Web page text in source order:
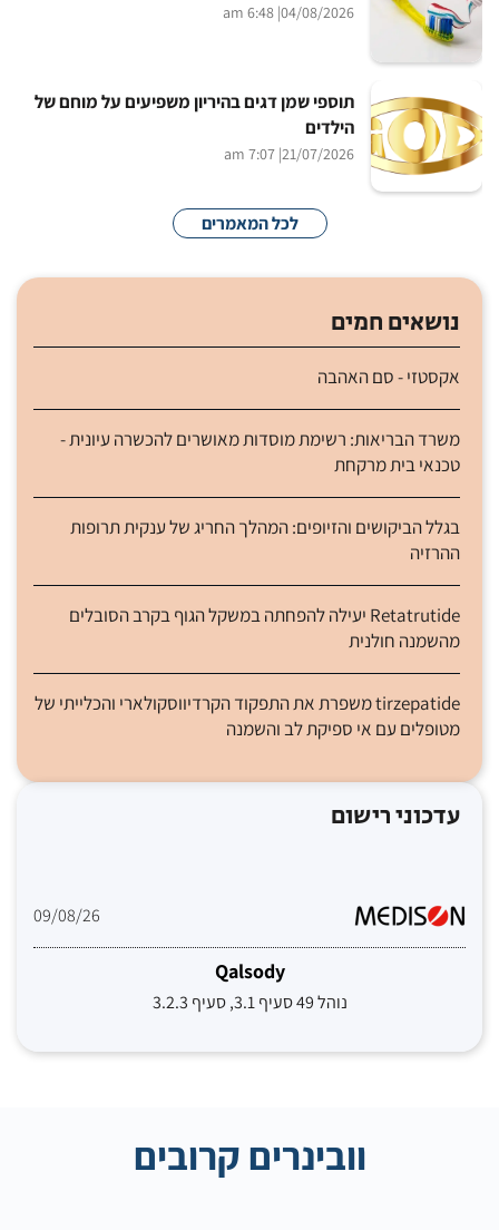
04/08/2026
| 6:48 am
תוספי שמן דגים בהיריון משפיעים על מוחם של
הילדים
21/07/2026
| 7:07 am
לכל המאמרים
נושאים חמים
אקסטזי - סם האהבה
משרד הבריאות: רשימת מוסדות מאושרים להכשרה עיונית -
טכנאי בית מרקחת
בגלל הביקושים והזיופים: המהלך החריג של ענקית תרופות
ההרזיה
Retatrutide יעילה להפחתה במשקל הגוף בקרב הסובלים
מהשמנה חולנית
tirzepatide משפרת את התפקוד הקרדיווסקולארי והכלייתי של
מטופלים עם אי ספיקת לב והשמנה
עדכוני רישום
09/08/26
Qalsody
נוהל 49 סעיף 3.1, סעיף 3.2.3
וובינרים קרובים